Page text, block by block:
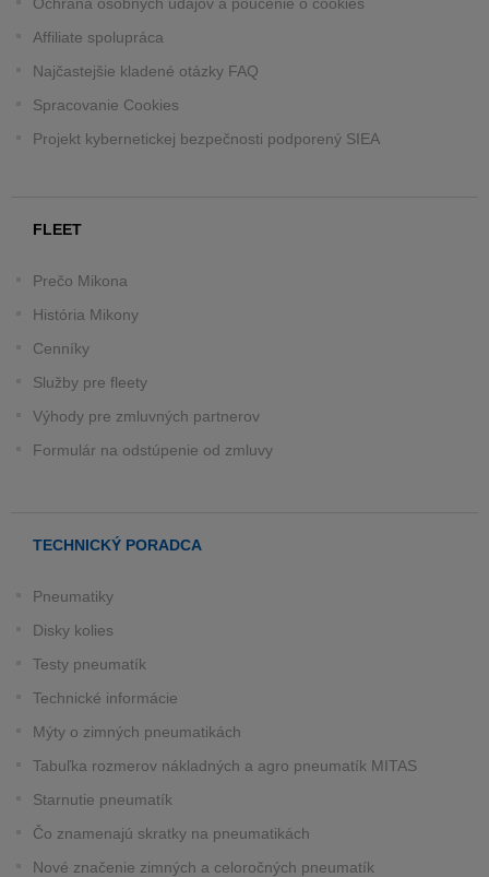
Affiliate spolupráca
Najčastejšie kladené otázky FAQ
Spracovanie Cookies
Projekt kybernetickej bezpečnosti podporený SIEA
FLEET
Prečo Mikona
História Mikony
Cenníky
Služby pre fleety
Výhody pre zmluvných partnerov
Formulár na odstúpenie od zmluvy
TECHNICKÝ PORADCA
Pneumatiky
Disky kolies
Testy pneumatík
Technické informácie
Mýty o zimných pneumatikách
Tabuľka rozmerov nákladných a agro pneumatík MITAS
Starnutie pneumatík
Čo znamenajú skratky na pneumatikách
Nové značenie zimných a celoročných pneumatík